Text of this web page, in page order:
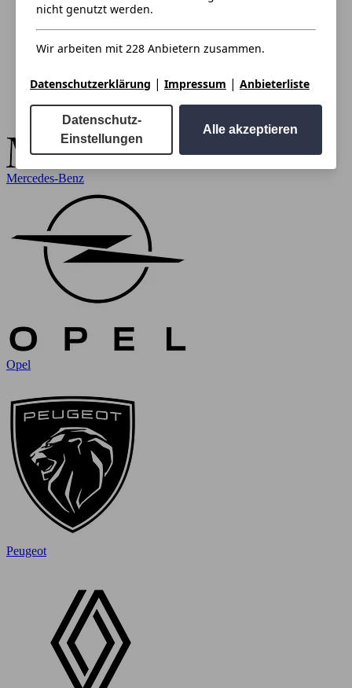
Mercedes-Benz
Opel
Peugeot
nicht genutzt werden.
Wir arbeiten mit 228 Anbietern zusammen.
Datenschutzerklärung | Impressum | Anbieterliste
Datenschutz-
Einstellungen
Alle akzeptieren